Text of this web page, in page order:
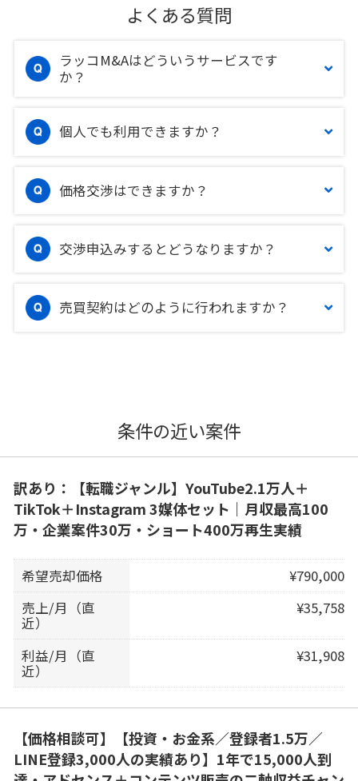
よくある質問
ラッコM&Aはどういうサービスです
か？
個人でも利用できますか？
価格交渉はできますか？
交渉申込みするとどうなりますか？
売買契約はどのように行われますか？
条件の近い案件
訳あり：【転職ジャンル】YouTube2.1万人＋
TikTok＋Instagram 3媒体セット｜月収最高100
万・企業案件30万・ショート400万再生実績
希望売却価格
¥790,000
売上/月（直
近）
¥35,758
利益/月（直
近）
¥31,908
【価格相談可】【投資・お金系／登録者1.5万／
LINE登録3,000人の実績あり】1年で15,000人到